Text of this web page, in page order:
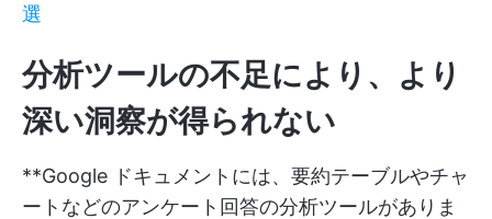
選
分析ツールの不足により、より
深い洞察が得られない
**Google ドキュメントには、要約テーブルやチャ
ートなどのアンケート回答の分析ツールがありま